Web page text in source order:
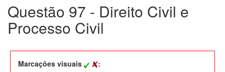
Questão 97 - Direito Civil e
Processo Civil
Marcações visuais
: